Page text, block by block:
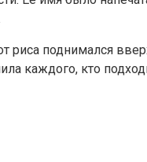
поднимался
кто